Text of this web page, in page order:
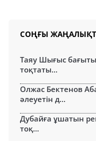
СОҢҒЫ
Таяу Шығыс
тоқтаты...
Олжас Бектенов
әлеуетін д...
Дубайға ұшатын
тоқ...